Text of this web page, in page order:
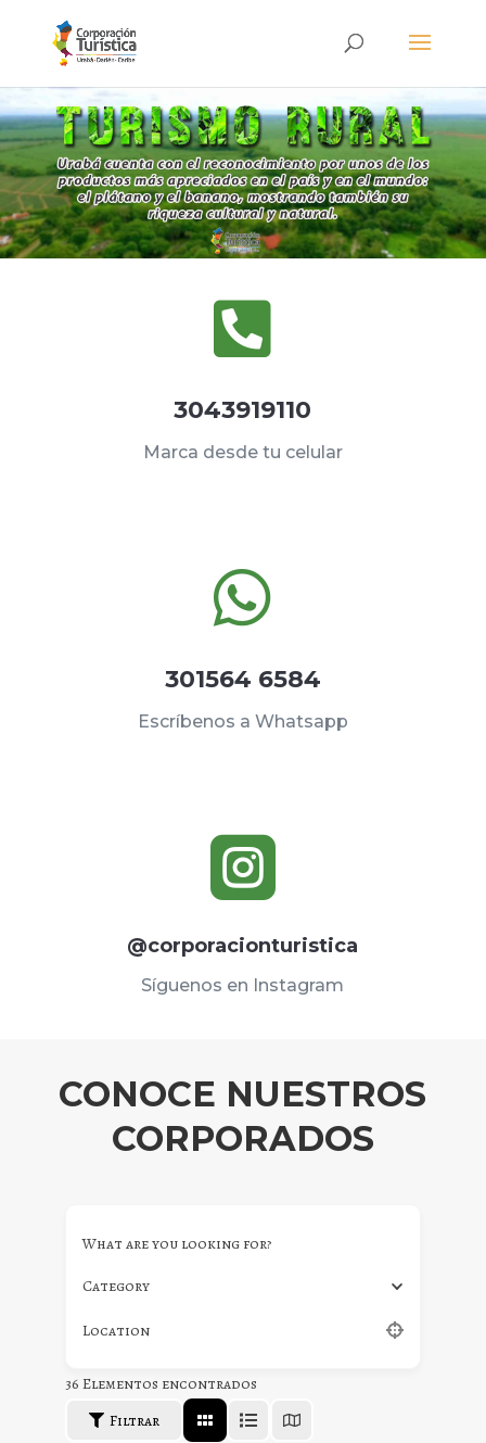

3043919110
Marca desde tu celular

301564 6584
Escríbenos a Whatsapp

@corporacionturistica
Síguenos en Instagram
CONOCE NUESTROS
CORPORADOS
What are you looking for?
Category
Location
36 Elementos encontrados
Filtrar